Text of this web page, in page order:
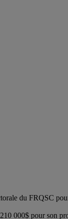
du FRQSC
000$ pour son